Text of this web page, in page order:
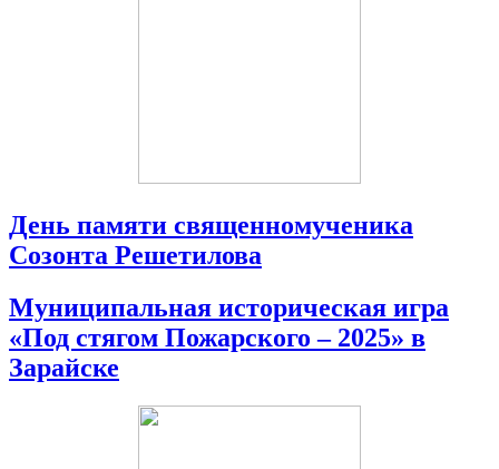
День памяти священномученика
Созонта Решетилова
Муниципальная историческая игра
«Под стягом Пожарского – 2025» в
Зарайске